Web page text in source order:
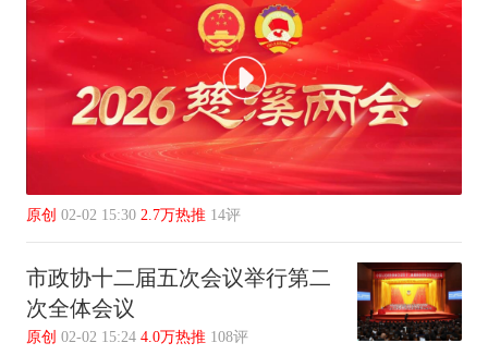
原创 02-02 15:30 2.7万热推 14评
市政协十二届五次会议举行第二
次全体会议
原创 02-02 15:24 4.0万热推 108评